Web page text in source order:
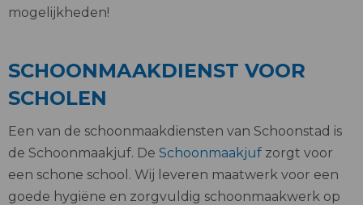
mogelijkheden!
SCHOONMAAKDIENST VOOR
SCHOLEN
Een van de schoonmaakdiensten van Schoonstad is
de Schoonmaakjuf. De Schoonmaakjuf zorgt voor
een schone school. Wij leveren maatwerk voor een
goede hygiëne en zorgvuldig schoonmaakwerk op